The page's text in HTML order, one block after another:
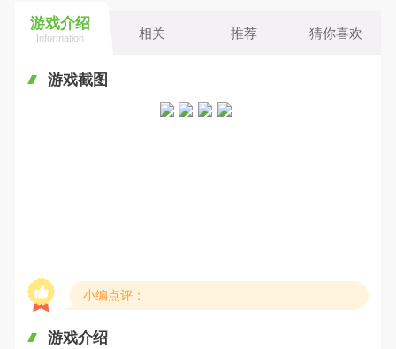
游戏介绍
Information 相关 推荐 猜你喜欢
游戏截图
小编点评：
游戏介绍